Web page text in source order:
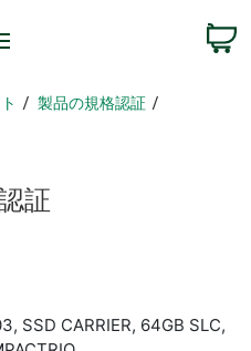
製品​の​規格​認証
証
SSD CARRIER, 64GB SLC,